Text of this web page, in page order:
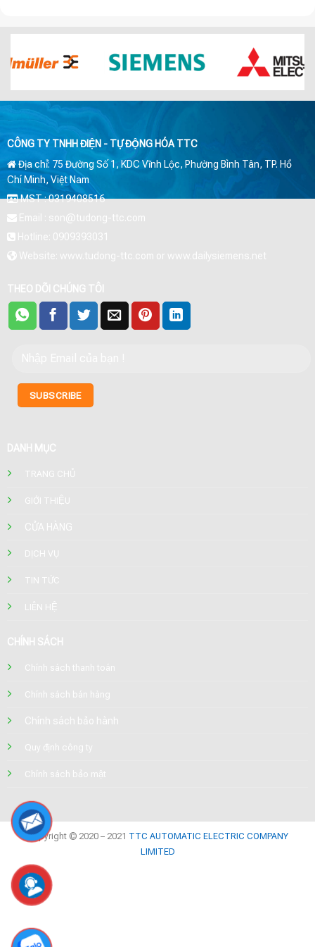
CÔNG TY TNHH ĐIỆN - TỰ ĐỘNG HÓA TTC
Địa chỉ: 75 Đường Số 1, KDC Vĩnh Lộc, Phường Bình Tân, TP. Hồ
Chí Minh, Việt Nam
MST : 0319408516
Email : son@tudong-ttc.com
Hotline: 0909393031
Website: www.tudong-ttc.com or www.dailysiemens.net
THEO DÕI CHÚNG TÔI
DANH MỤC
TRANG CHỦ
GIỚI THIỆU
CỬA HÀNG
DỊCH VỤ
TIN TỨC
LIÊN HỆ
CHÍNH SÁCH
Chính sách thanh toán
Chính sách bán hàng
Chính sách bảo hành
Quy định công ty
Chính sách bảo mật
Copyright © 2020 – 2021 TTC AUTOMATIC ELECTRIC COMPANY
LIMITED